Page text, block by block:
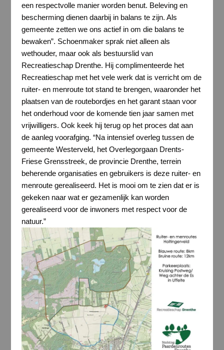
een respectvolle manier worden benut. Beleving en
bescherming dienen daarbij in balans te zijn. Als
gemeente zetten we ons actief in om die balans te
bewaken”. Schoenmaker sprak niet alleen als
wethouder, maar ook als bestuurslid van
Recreatieschap Drenthe. Hij complimenteerde het
Recreatieschap met het vele werk dat is verricht om de
ruiter- en menroute tot stand te brengen, waaronder het
plaatsen van de routebordjes en het garant staan voor
het onderhoud voor de komende tien jaar samen met
vrijwilligers. Ook keek hij terug op het proces dat aan
de aanleg voorafging. “Na intensief overleg tussen de
gemeente Westerveld, het Overlegorgaan Drents-
Friese Grensstreek, de provincie Drenthe, terrein
beherende organisaties en gebruikers is deze ruiter- en
menroute gerealiseerd. Het is mooi om te zien dat er is
gekeken naar wat er gezamenlijk kan worden
gerealiseerd voor de inwoners met respect voor de
natuur.”